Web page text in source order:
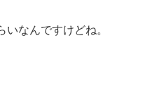
なんですけどね。